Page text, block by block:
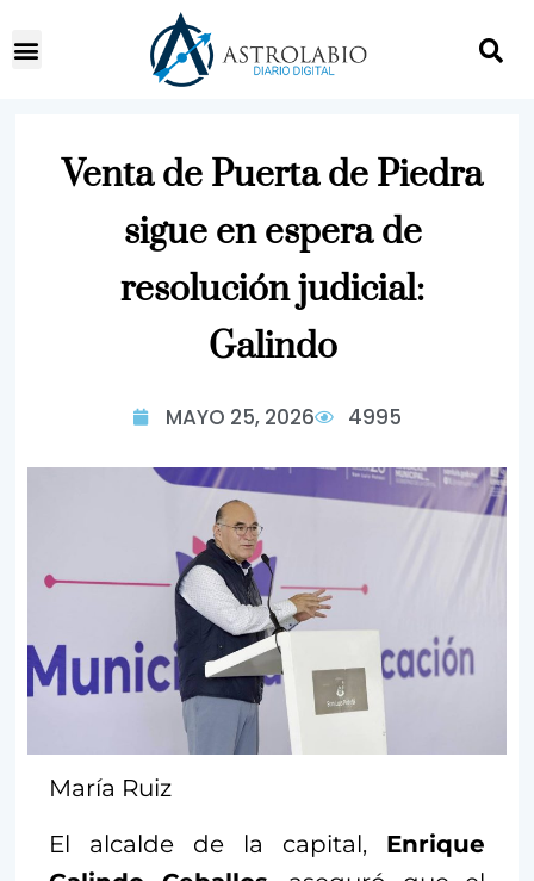
Venta de Puerta de Piedra
sigue en espera de
resolución judicial:
Galindo
MAYO 25, 2026 4995
María Ruiz
El alcalde de la capital, Enrique